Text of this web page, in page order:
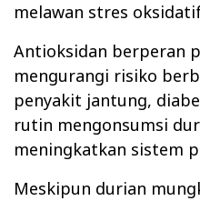
melawan stres
Antioksidan berperan
mengurangi risiko
penyakit jantung,
rutin mengonsumsi
meningkatkan sistem
Meskipun durian